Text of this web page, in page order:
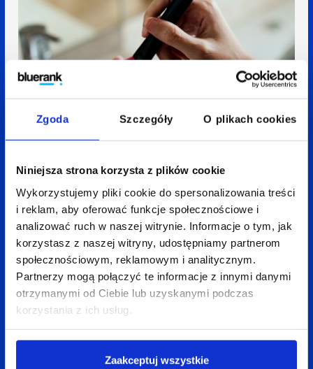
Zgoda Szczegóły O plikach cookies
Niniejsza strona korzysta z plików cookie
Wykorzystujemy pliki cookie do spersonalizowania treści
i reklam, aby oferować funkcje społecznościowe i
analizować ruch w naszej witrynie. Informacje o tym, jak
korzystasz z naszej witryny, udostępniamy partnerom
społecznościowym, reklamowym i analitycznym.
Partnerzy mogą połączyć te informacje z innymi danymi
otrzymanymi od Ciebie lub uzyskanymi podczas
korzystania z ich usług.
Zaakceptuj wszystkie
Wdrożenie atrybucji dla list
produktów i promocji w GA4
dla Avon- czyli jak dodać
do GA4 ważne informacje
których brakuje?